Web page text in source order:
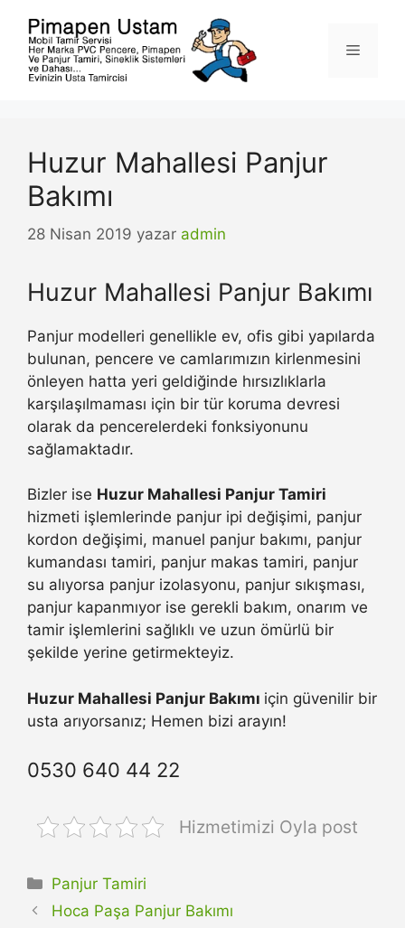
Menü
Huzur Mahallesi Panjur
Bakımı
28 Nisan 2019 yazar admin
Huzur Mahallesi Panjur Bakımı
Panjur modelleri genellikle ev, ofis gibi yapılarda
bulunan, pencere ve camlarımızın kirlenmesini
önleyen hatta yeri geldiğinde hırsızlıklarla
karşılaşılmaması için bir tür koruma devresi
olarak da pencerelerdeki fonksiyonunu
sağlamaktadır.
Bizler ise Huzur Mahallesi Panjur Tamiri
hizmeti işlemlerinde panjur ipi değişimi, panjur
kordon değişimi, manuel panjur bakımı, panjur
kumandası tamiri, panjur makas tamiri, panjur
su alıyorsa panjur izolasyonu, panjur sıkışması,
panjur kapanmıyor ise gerekli bakım, onarım ve
tamir işlemlerini sağlıklı ve uzun ömürlü bir
şekilde yerine getirmekteyiz.
Huzur Mahallesi Panjur Bakımı için güvenilir bir
usta arıyorsanız; Hemen bizi arayın!
0530 640 44 22
Hizmetimizi Oyla post
Kategoriler
Panjur Tamiri
Hoca Paşa Panjur Bakımı